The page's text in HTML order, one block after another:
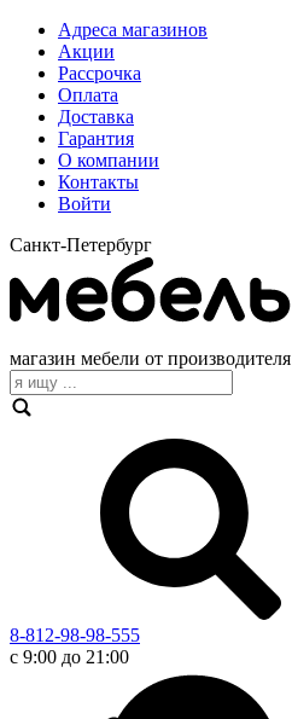
Адреса магазинов
Акции
Рассрочка
Оплата
Доставка
Гарантия
О компании
Контакты
Войти
Санкт-Петербург
магазин мебели от производителя
8-812-98-98-555
с 9:00 до 21:00